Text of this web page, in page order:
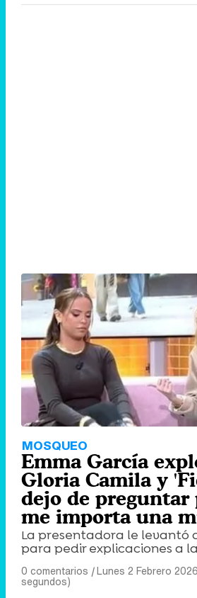
MOSQUEO
Emma García
Gloria Camila y
dejo de preguntar
me importa una
La presentadora le levantó
para pedir explicaciones a
0 comentarios |Lunes 2 Febrero
segundos)